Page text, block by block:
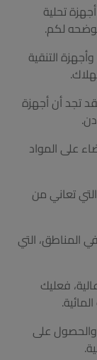
تحلية
لكم.
التنقية
تجد أن أجهزة
على المواد
تعاني من
المناطق، التي
فعليك
على